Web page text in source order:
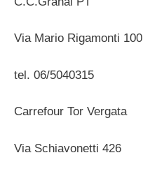
Via Mario Rigamonti 100
tel. 06/5040315
Carrefour Tor Vergata
Via Schiavonetti 426